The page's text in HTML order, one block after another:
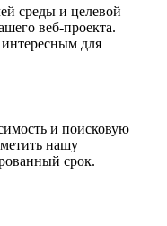
среды и целевой
веб-проекта.
для
и поисковую
нашу
срок.